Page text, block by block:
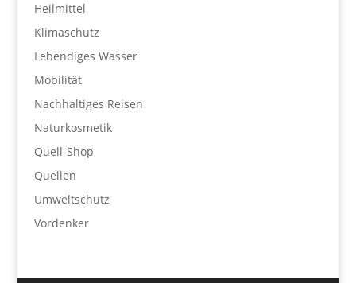
Heilmittel
Klimaschutz
Lebendiges Wasser
Mobilität
Nachhaltiges Reisen
Naturkosmetik
Quell-Shop
Quellen
Umweltschutz
Vordenker